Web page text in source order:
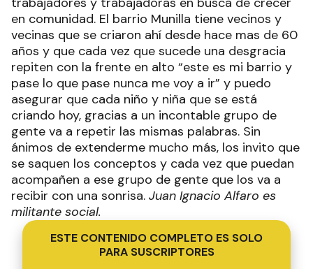
en comunidad. El barrio Munilla tiene vecinos y
vecinas que se criaron ahí desde hace mas de 60
años y que cada vez que sucede una desgracia
repiten con la frente en alto “este es mi barrio y
pase lo que pase nunca me voy a ir” y puedo
asegurar que cada niño y niña que se está
criando hoy, gracias a un incontable grupo de
gente va a repetir las mismas palabras. Sin
ánimos de extenderme mucho más, los invito que
se saquen los conceptos y cada vez que puedan
acompañen a ese grupo de gente que los va a
recibir con una sonrisa. Juan Ignacio Alfaro es
militante social.
ESTE CONTENIDO COMPLETO ES SOLO
PARA SUSCRIPTORES